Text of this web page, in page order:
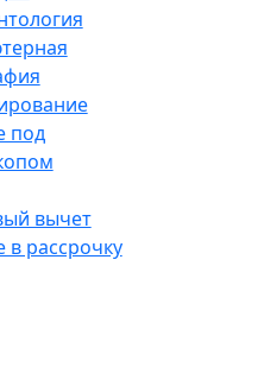
под
вычет
в рассрочку